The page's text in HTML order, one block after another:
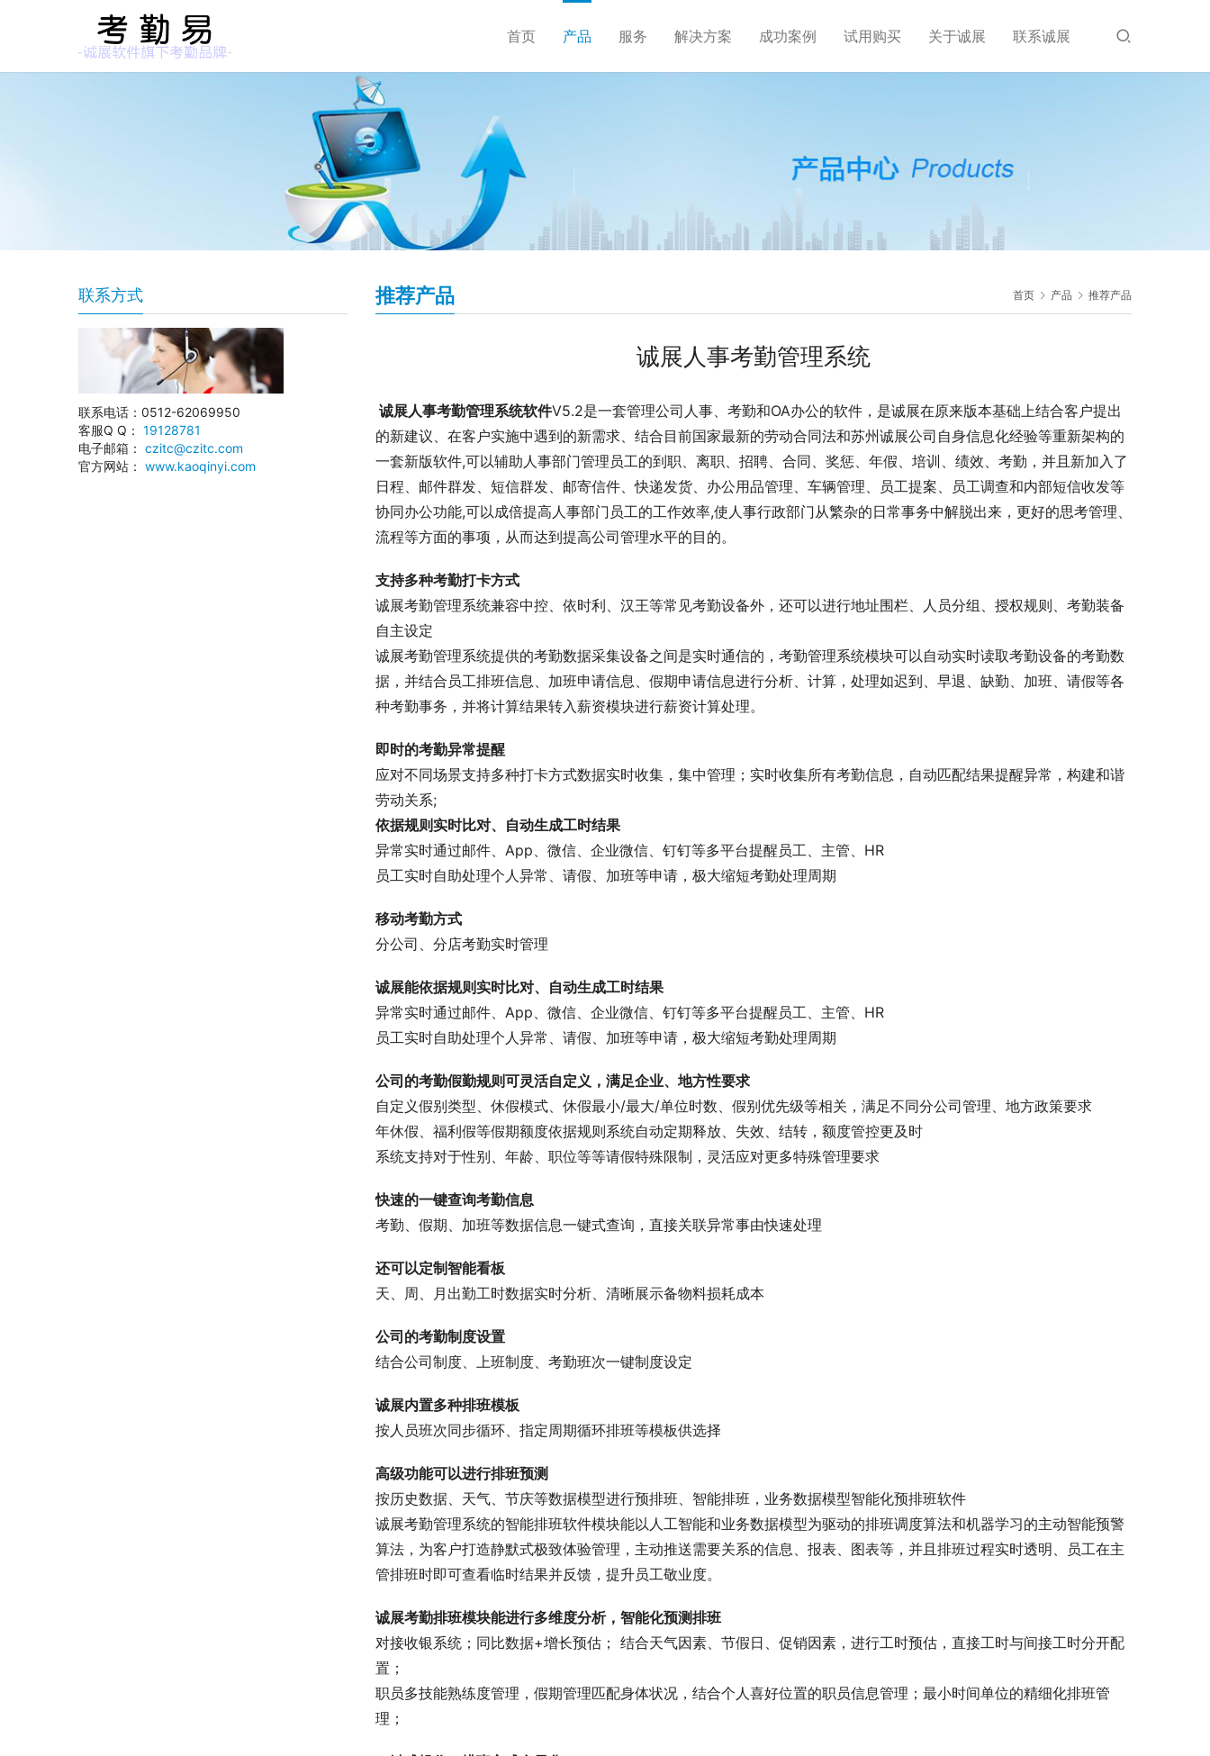
首页 产品 服务 解决方案 成功案例 试用购买 关于诚展 联系诚展
首页 产品 推荐产品
推荐产品
诚展人事考勤管理系统
诚展人事考勤管理系统软件V5.2是一套管理公司人事、考勤和OA办公的软件，是诚展在原来版本基础上结合客户提出
的新建议、在客户实施中遇到的新需求、结合目前国家最新的劳动合同法和苏州诚展公司自身信息化经验等重新架构的
一套新版软件,可以辅助人事部门管理员工的到职、离职、招聘、合同、奖惩、年假、培训、绩效、考勤，并且新加入了
日程、邮件群发、短信群发、邮寄信件、快递发货、办公用品管理、车辆管理、员工提案、员工调查和内部短信收发等
协同办公功能,可以成倍提高人事部门员工的工作效率,使人事行政部门从繁杂的日常事务中解脱出来，更好的思考管理、
流程等方面的事项，从而达到提高公司管理水平的目的。
支持多种考勤打卡方式
诚展考勤管理系统兼容中控、依时利、汉王等常见考勤设备外，还可以进行地址围栏、人员分组、授权规则、考勤装备
自主设定
诚展考勤管理系统提供的考勤数据采集设备之间是实时通信的，考勤管理系统模块可以自动实时读取考勤设备的考勤数
据，并结合员工排班信息、加班申请信息、假期申请信息进行分析、计算，处理如迟到、早退、缺勤、加班、请假等各
种考勤事务，并将计算结果转入薪资模块进行薪资计算处理。
即时的考勤异常提醒
应对不同场景支持多种打卡方式数据实时收集，集中管理；实时收集所有考勤信息，自动匹配结果提醒异常，构建和谐
劳动关系;
依据规则实时比对、自动生成工时结果
异常实时通过邮件、App、微信、企业微信、钉钉等多平台提醒员工、主管、HR
员工实时自助处理个人异常、请假、加班等申请，极大缩短考勤处理周期
移动考勤方式
分公司、分店考勤实时管理
诚展能依据规则实时比对、自动生成工时结果
异常实时通过邮件、App、微信、企业微信、钉钉等多平台提醒员工、主管、HR
员工实时自助处理个人异常、请假、加班等申请，极大缩短考勤处理周期
公司的考勤假勤规则可灵活自定义，满足企业、地方性要求
自定义假别类型、休假模式、休假最小/最大/单位时数、假别优先级等相关，满足不同分公司管理、地方政策要求
年休假、福利假等假期额度依据规则系统自动定期释放、失效、结转，额度管控更及时
系统支持对于性别、年龄、职位等等请假特殊限制，灵活应对更多特殊管理要求
快速的一键查询考勤信息
考勤、假期、加班等数据信息一键式查询，直接关联异常事由快速处理
还可以定制智能看板
天、周、月出勤工时数据实时分析、清晰展示备物料损耗成本
公司的考勤制度设置
结合公司制度、上班制度、考勤班次一键制度设定
诚展内置多种排班模板
按人员班次同步循环、指定周期循环排班等模板供选择
高级功能可以进行排班预测
按历史数据、天气、节庆等数据模型进行预排班、智能排班，业务数据模型智能化预排班软件
诚展考勤管理系统的智能排班软件模块能以人工智能和业务数据模型为驱动的排班调度算法和机器学习的主动智能预警
算法，为客户打造静默式极致体验管理，主动推送需要关系的信息、报表、图表等，并且排班过程实时透明、员工在主
管排班时即可查看临时结果并反馈，提升员工敬业度。
诚展考勤排班模块能进行多维度分析，智能化预测排班
对接收银系统；同比数据+增长预估； 结合天气因素、节假日、促销因素，进行工时预估，直接工时与间接工时分开配
置；
职员多技能熟练度管理，假期管理匹配身体状况，结合个人喜好位置的职员信息管理；最小时间单位的精细化排班管
理；
联系方式
联系电话：0512-62069950
客服Q Q： 19128781
电子邮箱： czitc@czitc.com
官方网站： www.kaoqinyi.com